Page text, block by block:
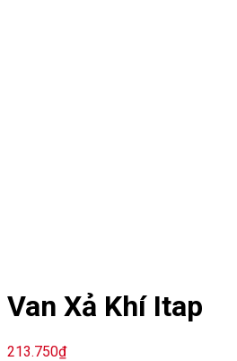
Van Xả Khí Itap
213.750₫